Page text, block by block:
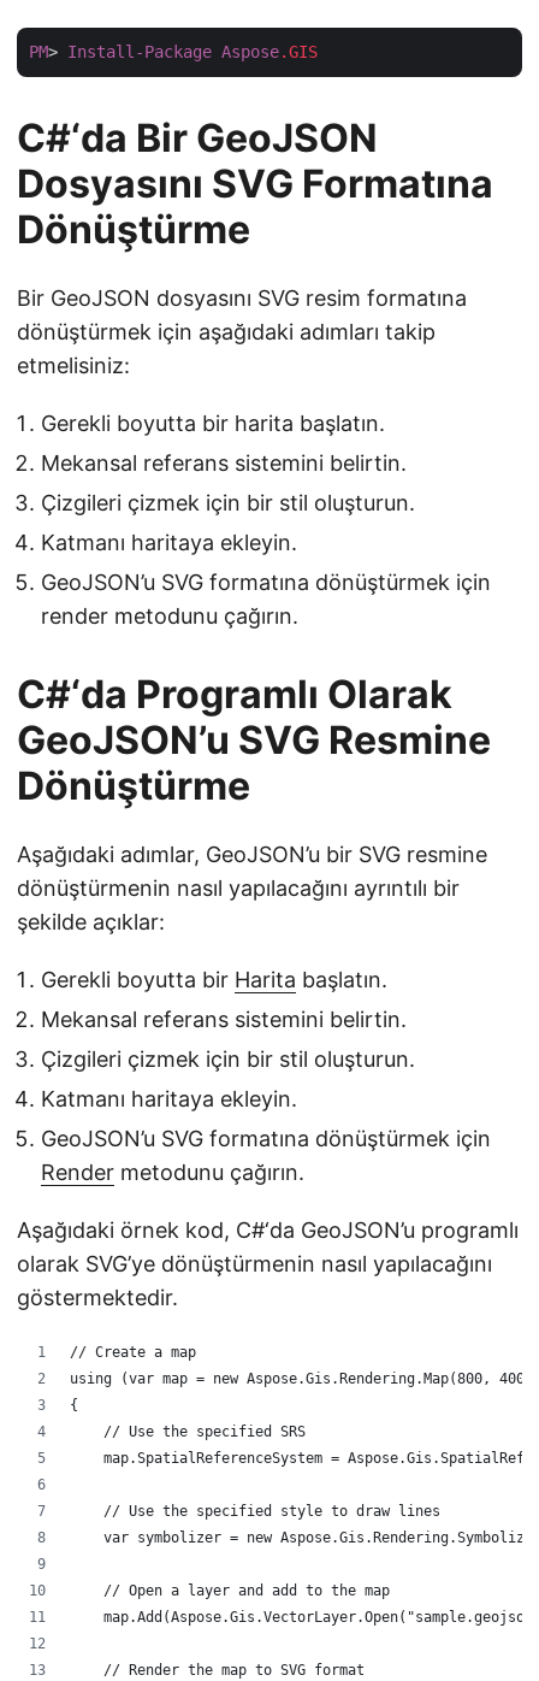
PM> Install-Package Aspose.GIS
C#‘da Bir GeoJSON
Dosyasını SVG Formatına
Dönüştürme
Bir GeoJSON dosyasını SVG resim formatına
dönüştürmek için aşağıdaki adımları takip
etmelisiniz:
Gerekli boyutta bir harita başlatın.
Mekansal referans sistemini belirtin.
Çizgileri çizmek için bir stil oluşturun.
Katmanı haritaya ekleyin.
GeoJSON’u SVG formatına dönüştürmek için
render metodunu çağırın.
C#‘da Programlı Olarak
GeoJSON’u SVG Resmine
Dönüştürme
Aşağıdaki adımlar, GeoJSON’u bir SVG resmine
dönüştürmenin nasıl yapılacağını ayrıntılı bir
şekilde açıklar:
Gerekli boyutta bir Harita başlatın.
Mekansal referans sistemini belirtin.
Çizgileri çizmek için bir stil oluşturun.
Katmanı haritaya ekleyin.
GeoJSON’u SVG formatına dönüştürmek için
Render metodunu çağırın.
Aşağıdaki örnek kod, C#‘da GeoJSON’u programlı
olarak SVG’ye dönüştürmenin nasıl yapılacağını
göstermektedir.
// Create a map
using (var map = new Aspose.Gis.Rendering.Map(800,
{
    // Use the specified SRS
map.SpatialReferenceSystem =
    // Use the specified style to draw lines
var symbolizer = new
    // Open a layer and add to the map
    // Render the map to SVG format